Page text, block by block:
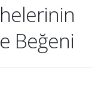
Beğeni